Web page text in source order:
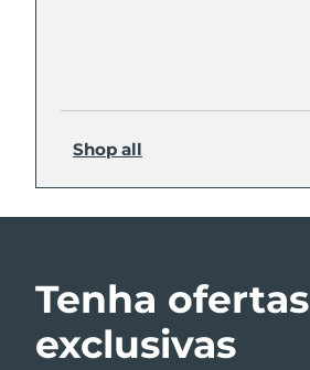
Shop all
Tenha ofertas
exclusivas